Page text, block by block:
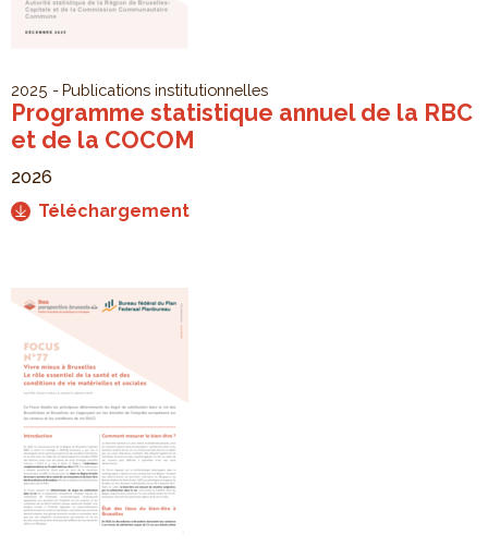
2025 Publications institutionnelles
Programme statistique annuel de la RBC
et de la COCOM
2026
Téléchargement